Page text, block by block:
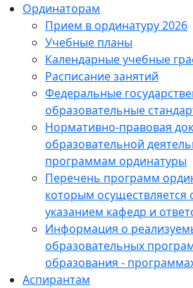
Ординаторам
Прием в ординатуру 2026
Учебные планы
Календарные учебные
Расписание занятий
Федеральные
образовательные
Нормативно-правовая
образовательной
программам ординатуры
Перечень программ
которым осуществляется
указанием кафедр и
Информация о
образовательных
образования -
Аспирантам